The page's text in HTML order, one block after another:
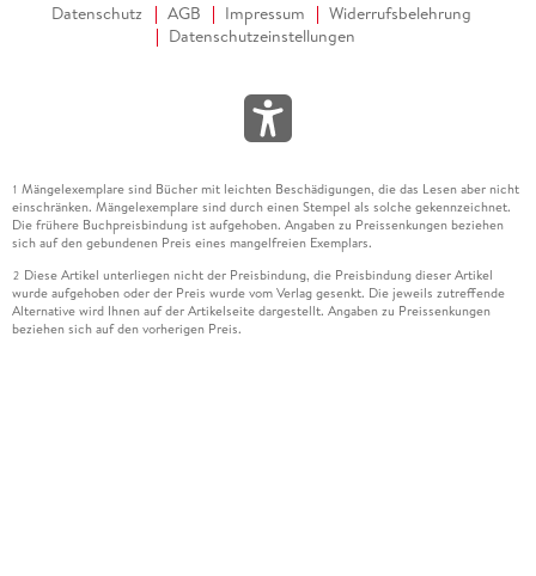
Datenschutz AGB Impressum
Widerrufsbelehrung
Datenschutzeinstellungen
1 Mängelexemplare sind Bücher mit leichten Beschädigungen, die das Lesen aber nicht
einschränken. Mängelexemplare sind durch einen Stempel als solche gekennzeichnet.
Die frühere Buchpreisbindung ist aufgehoben. Angaben zu Preissenkungen beziehen
sich auf den gebundenen Preis eines mangelfreien Exemplars.
2 Diese Artikel unterliegen nicht der Preisbindung, die Preisbindung dieser Artikel
wurde aufgehoben oder der Preis wurde vom Verlag gesenkt. Die jeweils zutreffende
Alternative wird Ihnen auf der Artikelseite dargestellt. Angaben zu Preissenkungen
beziehen sich auf den vorherigen Preis.